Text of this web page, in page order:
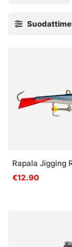
Rapala Jigging
€12.90